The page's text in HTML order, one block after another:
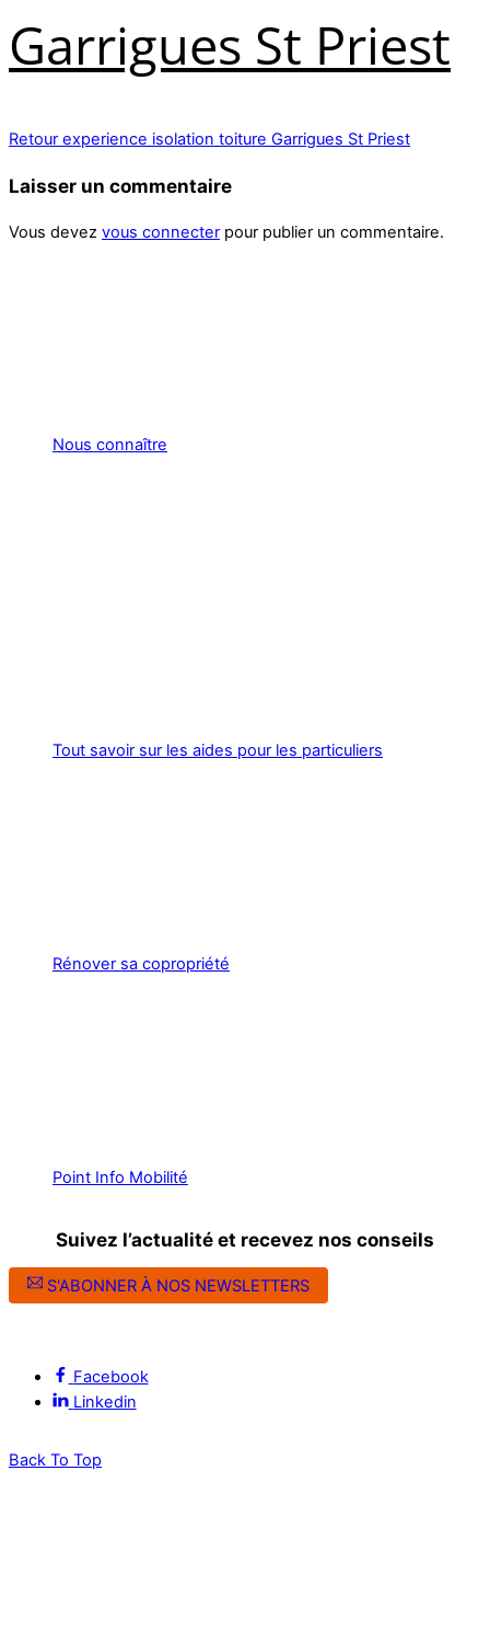
Garrigues St Priest
Retour experience isolation toiture Garrigues St Priest
Laisser un commentaire
Vous devez vous connecter pour publier un commentaire.
Nous connaître
Tout savoir sur les aides pour les particuliers
Rénover sa copropriété
Point Info Mobilité
Suivez l’actualité et recevez nos conseils
S'ABONNER À NOS NEWSLETTERS
Facebook
Linkedin
Back To Top